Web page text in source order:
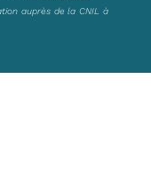
auprès de la CNIL à